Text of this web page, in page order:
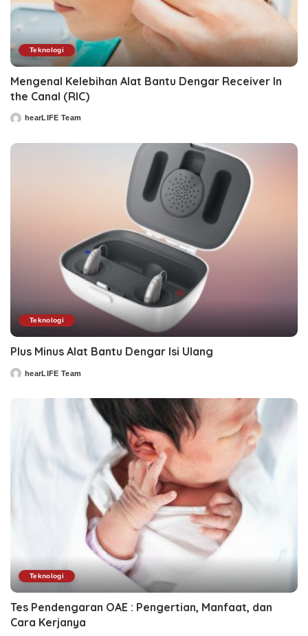
Teknologi
Mengenal Kelebihan Alat Bantu Dengar Receiver In
the Canal (RIC)
PostedhearLIFE Team
Teknologi
Plus Minus Alat Bantu Dengar Isi Ulang
PostedhearLIFE Team
Teknologi
Tes Pendengaran OAE : Pengertian, Manfaat, dan
Cara Kerjanya